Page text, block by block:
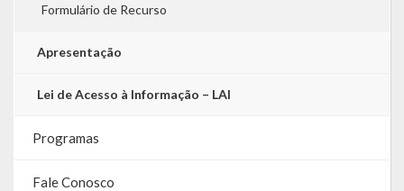
Formulário de Recurso
Apresentação
Lei de Acesso à Informação – LAI
Programas
Fale Conosco